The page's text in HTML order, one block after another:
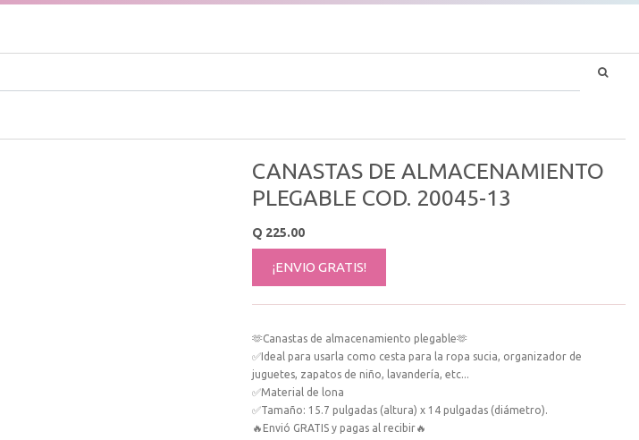
CANASTAS DE ALMACENAMIENTO
PLEGABLE COD. 20045-13
Q 225.00
¡ENVIO GRATIS!
🫶Canastas de almacenamiento plegable🫶
✅Ideal para usarla como cesta para la ropa sucia, organizador de
juguetes, zapatos de niño, lavandería, etc...
✅Material de lona
✅Tamaño: 15.7 pulgadas (altura) x 14 pulgadas (diámetro).
🔥Envió GRATIS y pagas al recibir🔥